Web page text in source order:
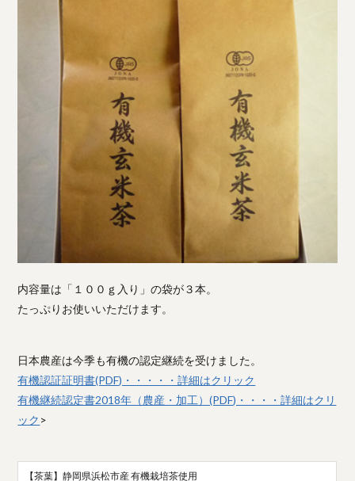
内容量は「１００ｇ入り」の袋が３本。
たっぷりお使いいただけます。
日本農産は今季も有機の認定継続を受けました。
有機認証証明書(PDF)・・・・・詳細はクリック
有機継続認定書2018年（農産・加工）(PDF)・・・・詳細はクリ
ック >
【茶葉】静岡県浜松市産 有機栽培茶使用